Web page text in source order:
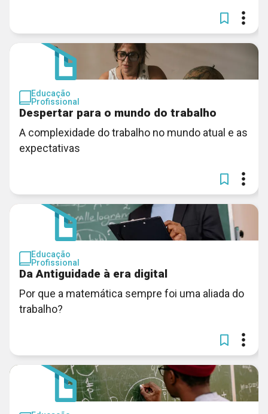
Educação
Profissional
Despertar para o mundo do trabalho
A complexidade do trabalho no mundo atual e as
expectativas
Educação
Profissional
Da Antiguidade à era digital
Por que a matemática sempre foi uma aliada do
trabalho?